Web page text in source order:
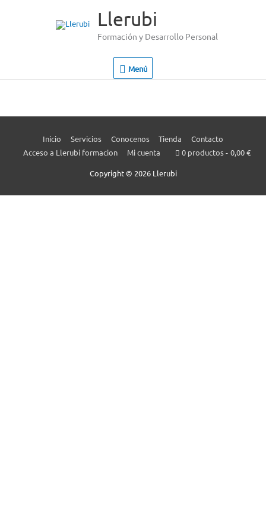
Llerubi
Formación y Desarrollo Personal
Menú
Menú
Inicio Servicios Conocenos Tienda
Contacto
Acceso a Llerubi formacion
Mi cuenta 0 productos 0,00 €
Copyright © 2026 Llerubi